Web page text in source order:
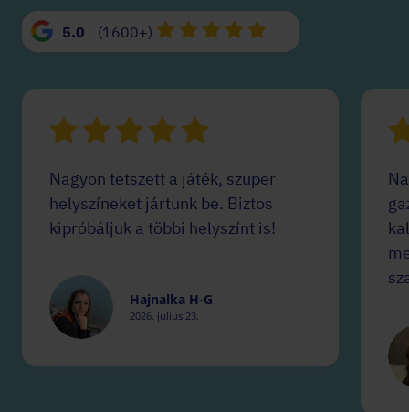
5.0 (1600+)
Nagyon tetszett a játék, szuper
helyszíneket jártunk be. Biztos
kipróbáljuk a többi helyszínt is!
Hajnalka H-G
2026. július 23.